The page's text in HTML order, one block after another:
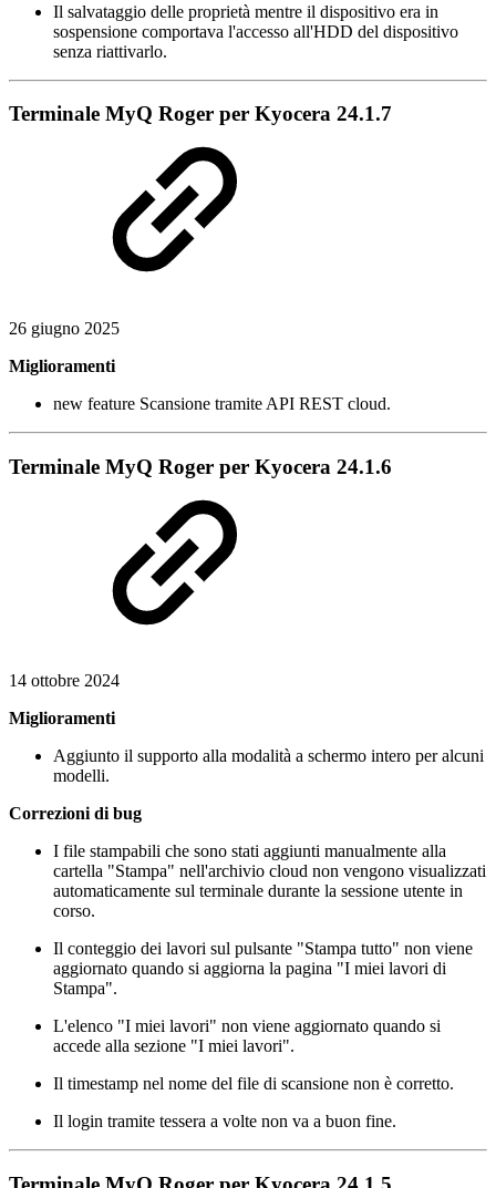
Il salvataggio delle proprietà mentre il dispositivo era in
sospensione comportava l'accesso all'HDD del dispositivo
senza riattivarlo.
Terminale MyQ Roger per Kyocera 24.1.7
26 giugno 2025
Miglioramenti
new feature Scansione tramite API REST cloud.
Terminale MyQ Roger per Kyocera 24.1.6
14 ottobre 2024
Miglioramenti
Aggiunto il supporto alla modalità a schermo intero per alcuni
modelli.
Correzioni di bug
I file stampabili che sono stati aggiunti manualmente alla
cartella "Stampa" nell'archivio cloud non vengono visualizzati
automaticamente sul terminale durante la sessione utente in
corso.
Il conteggio dei lavori sul pulsante "Stampa tutto" non viene
aggiornato quando si aggiorna la pagina "I miei lavori di
Stampa".
L'elenco "I miei lavori" non viene aggiornato quando si
accede alla sezione "I miei lavori".
Il timestamp nel nome del file di scansione non è corretto.
Il login tramite tessera a volte non va a buon fine.